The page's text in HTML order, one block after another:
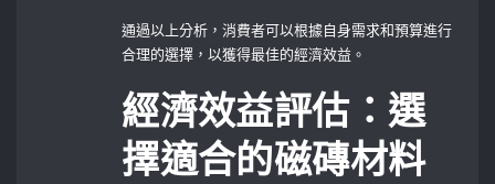
通過以上分析，消費者可以根據自身需求和預算進行
合理的選擇，以獲得最佳的經濟效益。
經濟效益評估：選
擇適合的磁磚材料